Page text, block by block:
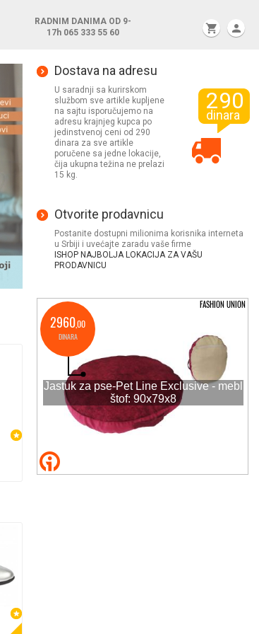
RADNIM DANIMA OD 9-
17h 065 333 55 60 shopping_cart person
Dostava na adresu
U saradnji sa kurirskom
službom sve artikle kupljene
na sajtu isporučujemo na
adresu krajnjeg kupca po
jedinstvenoj ceni od 290
dinara za sve artikle
poručene sa jedne lokacije,
čija ukupna težina ne prelazi
15 kg.
290
dinara
Otvorite prodavnicu
Postanite dostupni milionima korisnika interneta
u Srbiji i uvećajte zaradu vaše firme
ISHOP NAJBOLJA LOKACIJA ZA VAŠU
PRODAVNICU